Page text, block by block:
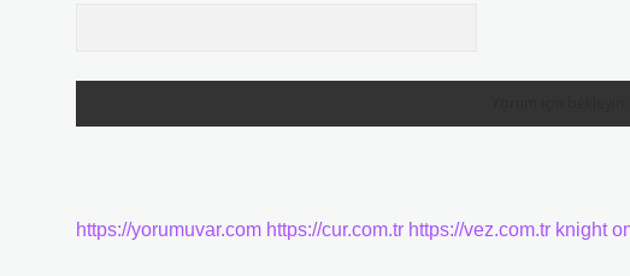
https://yorumuvar.com https://cur.com.tr https://vez.com.tr knight